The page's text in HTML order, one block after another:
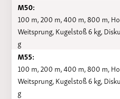
M50:
100 m, 200 m, 400 m, 800 m,
Weitsprung, Kugelstoß 6 kg,
g
M55:
100 m, 200 m, 400 m, 800 m,
Weitsprung, Kugelstoß 6 kg,
g